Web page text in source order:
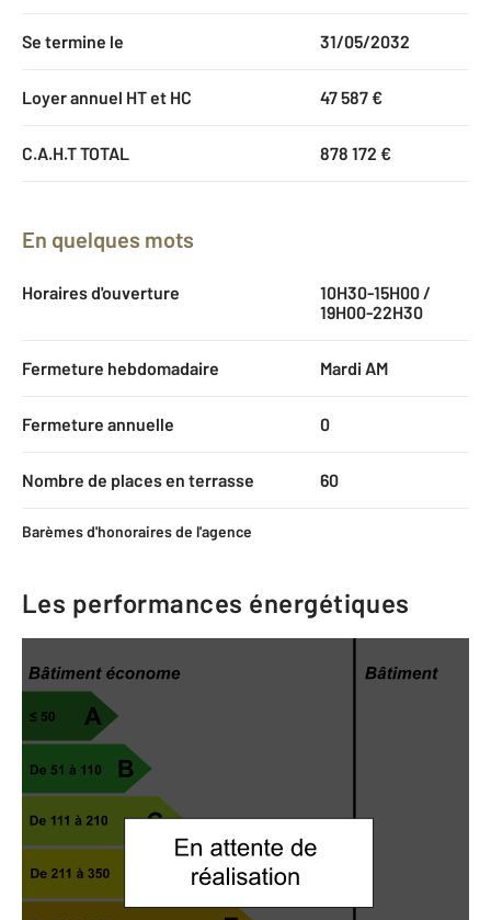
Se termine le 31/05/2032
Loyer annuel HT et HC 47 587 €
C.A.H.T TOTAL 878 172 €
En quelques mots
Horaires d'ouverture
10H30-15H00 /
19H00-22H30
Fermeture hebdomadaire Mardi AM
Fermeture annuelle 0
Nombre de places en terrasse 60
Barèmes d'honoraires de l'agence
Les performances énergétiques